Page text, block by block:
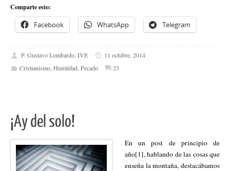
Comparte esto:
Facebook WhatsApp Telegram
P. Gustavo Lombardo, IVE
11 octubre, 2014
Cristianismo, Humildad, Pecado 23
¡Ay del solo!
En un post de principio de
año[1], hablando de las cosas que
enseña la montaña, destacábamos